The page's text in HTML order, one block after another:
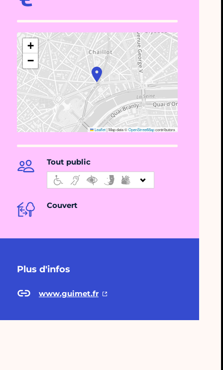
+
−
Leaflet|Map data ©OpenStreetMapcontributors
Tout public
Couvert
Plus d'infos
www.guimet.fr